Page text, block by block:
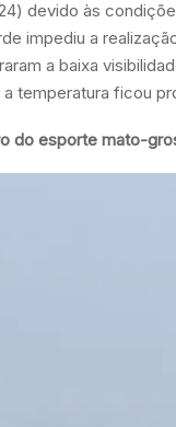
devido às
impediu a
a baixa
temperatura ficou
do esporte mato-